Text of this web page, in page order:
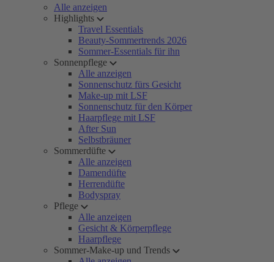
Alle anzeigen
Highlights
Travel Essentials
Beauty-Sommertrends 2026
Sommer-Essentials für ihn
Sonnenpflege
Alle anzeigen
Sonnenschutz fürs Gesicht
Make-up mit LSF
Sonnenschutz für den Körper
Haarpflege mit LSF
After Sun
Selbstbräuner
Sommerdüfte
Alle anzeigen
Damendüfte
Herrendüfte
Bodyspray
Pflege
Alle anzeigen
Gesicht & Körperpflege
Haarpflege
Sommer-Make-up und Trends